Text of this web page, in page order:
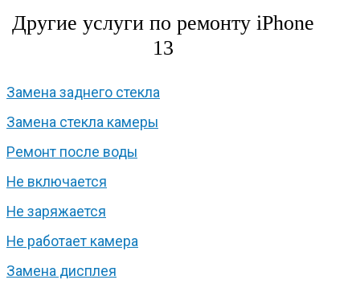
Другие услуги по ремонту iPhone
13
Замена заднего стекла
Замена стекла камеры
Ремонт после воды
Не включается
Не заряжается
Не работает камера
Замена дисплея